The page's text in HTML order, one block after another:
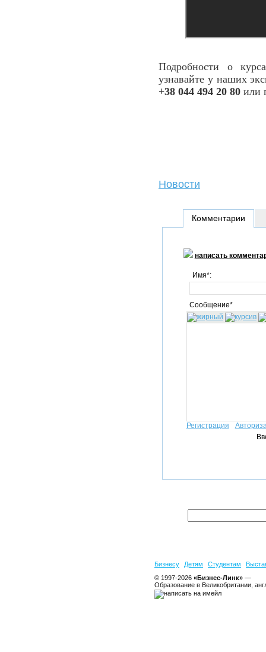
Подробности о
узнавайте у наших
+38 044 494 20 80 или
Новости
Комментарии
написать
Имя*:
Сообщение*
Регистрация
Бизнесу Детям Студентам
© 1997-2026 «Бизнес-Линк» —
Образование в Великобритании,